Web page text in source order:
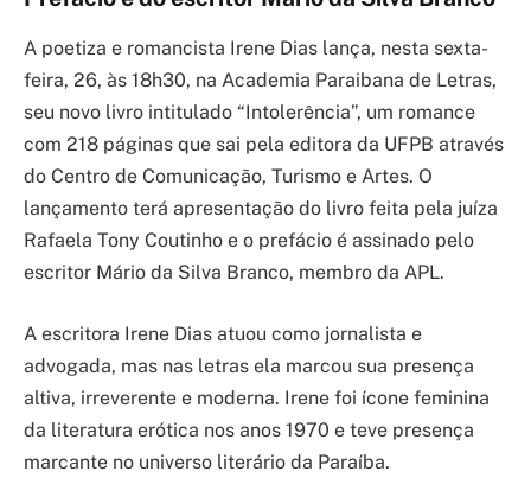
A poetiza e romancista Irene Dias lança, nesta sexta-
feira, 26, às 18h30, na Academia Paraibana de Letras,
seu novo livro intitulado “Intolerência”, um romance
com 218 páginas que sai pela editora da UFPB através
do Centro de Comunicação, Turismo e Artes. O
lançamento terá apresentação do livro feita pela juíza
Rafaela Tony Coutinho e o prefácio é assinado pelo
escritor Mário da Silva Branco, membro da APL.
A escritora Irene Dias atuou como jornalista e
advogada, mas nas letras ela marcou sua presença
altiva, irreverente e moderna. Irene foi ícone feminina
da literatura erótica nos anos 1970 e teve presença
marcante no universo literário da Paraíba.